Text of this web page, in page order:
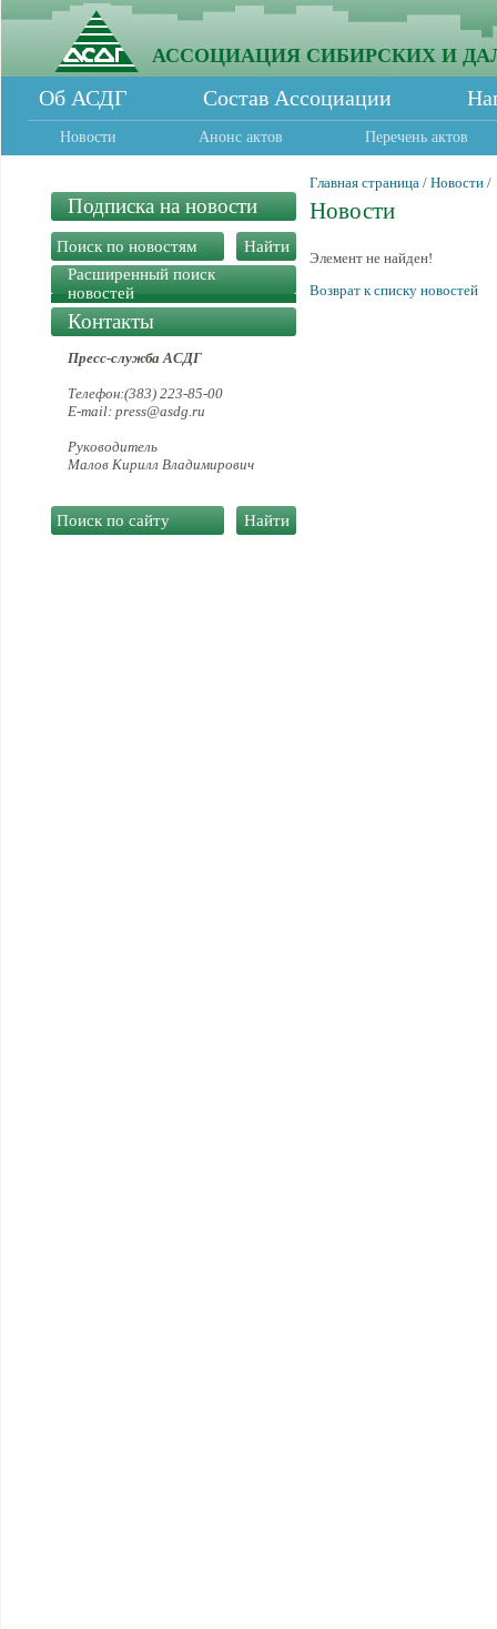
АССОЦИАЦИЯ СИБИРСКИХ И
Об АСДГ Состав Ассоциации
Новости Анонс актов Перечень актов
Подписка на новости
Расширенный поиск
новостей
Контакты
Пресс-служба АСДГ
Телефон:(383) 223-85-00
E-mail: press@asdg.ru
Руководитель
Малов Кирилл Владимирович
Главная страница / Новости /
Новости
Элемент не найден!
Возврат к списку новостей